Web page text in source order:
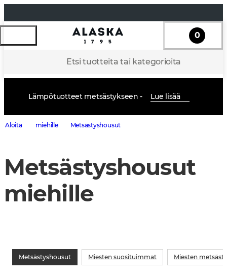
Etsi tuotteita tai kategorioita
0
Lämpötuotteet metsästykseen - Lue lisää
Aloita miehille Metsästyshousut
Metsästyshousut
miehille
Metsästyshousut Miesten suosituimmat Miesten